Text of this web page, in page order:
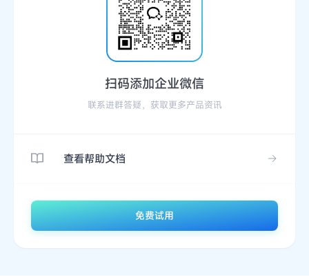
扫码添加企业微信
联系进群答疑，获取更多产品资讯
查看帮助文档
免费试用